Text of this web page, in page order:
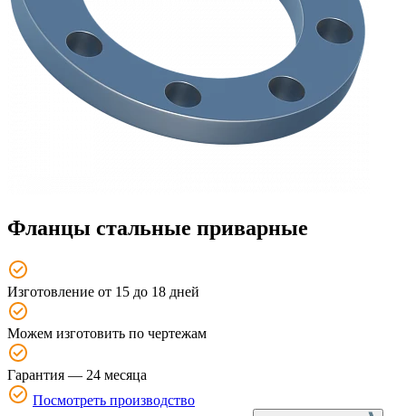
Фланцы стальные приварные
Изготовление от 15 до 18 дней
Можем изготовить по чертежам
Гарантия — 24 месяца
Посмотреть производство